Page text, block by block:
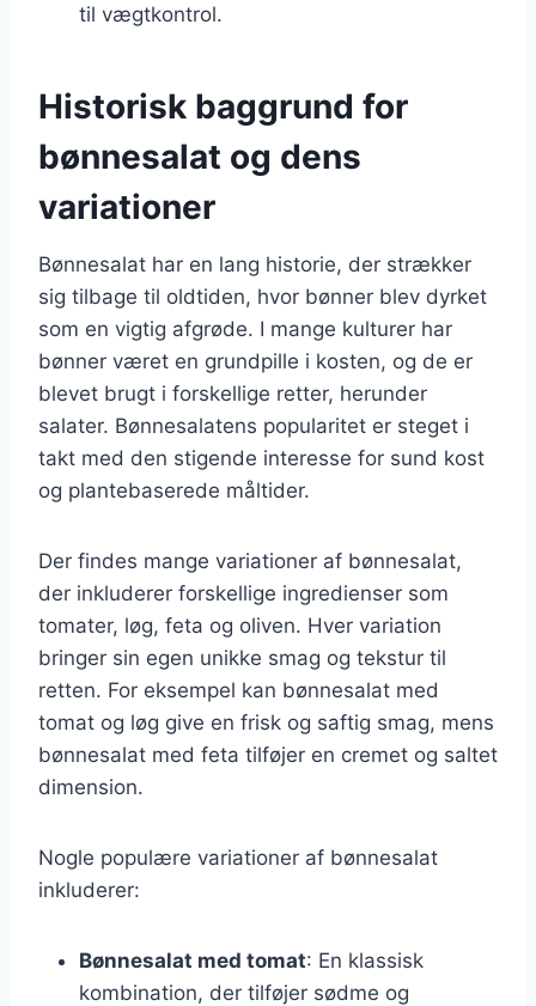
til vægtkontrol.
Historisk baggrund for
bønnesalat og dens
variationer
Bønnesalat har en lang historie, der strækker
sig tilbage til oldtiden, hvor bønner blev dyrket
som en vigtig afgrøde. I mange kulturer har
bønner været en grundpille i kosten, og de er
blevet brugt i forskellige retter, herunder
salater. Bønnesalatens popularitet er steget i
takt med den stigende interesse for sund kost
og plantebaserede måltider.
Der findes mange variationer af bønnesalat,
der inkluderer forskellige ingredienser som
tomater, løg, feta og oliven. Hver variation
bringer sin egen unikke smag og tekstur til
retten. For eksempel kan bønnesalat med
tomat og løg give en frisk og saftig smag, mens
bønnesalat med feta tilføjer en cremet og saltet
dimension.
Nogle populære variationer af bønnesalat
inkluderer:
Bønnesalat med tomat: En klassisk
kombination, der tilføjer sødme og